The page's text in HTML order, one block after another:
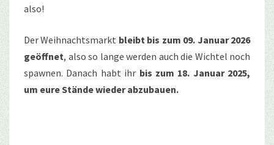
also!
Der Weihnachtsmarkt bleibt bis zum 09. Januar 2026
geöffnet, also so lange werden auch die Wichtel noch
spawnen. Danach habt ihr bis zum 18. Januar 2025,
um eure Stände wieder abzubauen.